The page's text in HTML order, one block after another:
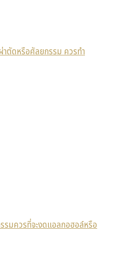
าตัดหรือศัลยกรรม ควรทำ
รมควรที่จะงดแอลกอฮอล์หรือ